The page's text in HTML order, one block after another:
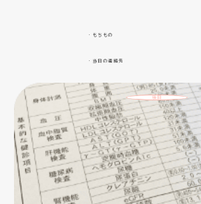
・もちもの
・当日の連絡先
後日